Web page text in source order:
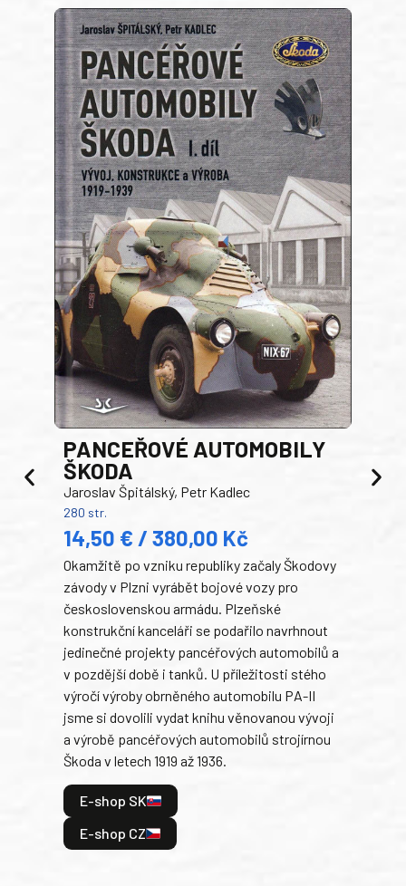
PANCEŘOVÉ AUTOMOBILY
ŠKODA
Jaroslav Špitálský, Petr Kadlec
280 str.
14,50 € / 380,00 Kč
Okamžitě po vzniku republiky začaly Škodovy
závody v Plzni vyrábět bojové vozy pro
československou armádu. Plzeňské
konstrukční kanceláři se podařilo navrhnout
jedinečné projekty pancéřových automobilů a
v pozdější době i tanků. U příležitosti stého
výročí výroby obrněného automobilu PA-II
jsme si dovolili vydat knihu věnovanou vývoji
a výrobě pancéřových automobilů strojírnou
Škoda v letech 1919 až 1936.
E-shop SK
E-shop CZ